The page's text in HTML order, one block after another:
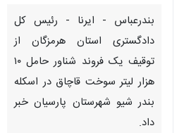
بندرعباس - ایرنا - رئیس کل
دادگستری استان هرمزگان از
توقیف یک فروند شناور حامل ۱۰
هزار لیتر سوخت قاچاق در اسکله
بندر شیو شهرستان پارسیان خبر
داد.